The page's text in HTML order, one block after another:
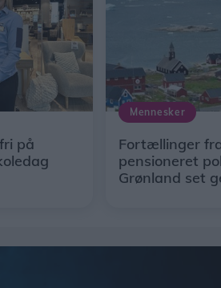
på
Mennesker
Fortællinger
pensioneret
Grønland set